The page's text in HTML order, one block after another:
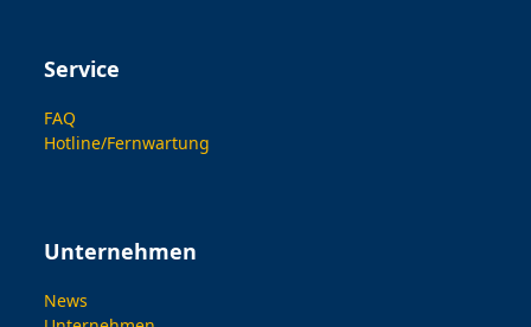
Service
FAQ
Hotline/Fernwartung
Unternehmen
News